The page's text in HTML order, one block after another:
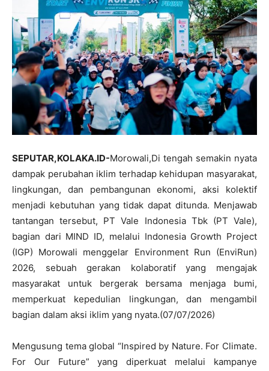
SEPUTAR,KOLAKA.ID-Morowali,Di tengah semakin nyata
dampak perubahan iklim terhadap kehidupan masyarakat,
lingkungan, dan pembangunan ekonomi, aksi kolektif
menjadi kebutuhan yang tidak dapat ditunda. Menjawab
tantangan tersebut, PT Vale Indonesia Tbk (PT Vale),
bagian dari MIND ID, melalui Indonesia Growth Project
(IGP) Morowali menggelar Environment Run (EnviRun)
2026, sebuah gerakan kolaboratif yang mengajak
masyarakat untuk bergerak bersama menjaga bumi,
memperkuat kepedulian lingkungan, dan mengambil
bagian dalam aksi iklim yang nyata.(07/07/2026)
Mengusung tema global “Inspired by Nature. For Climate.
For Our Future” yang diperkuat melalui kampanye